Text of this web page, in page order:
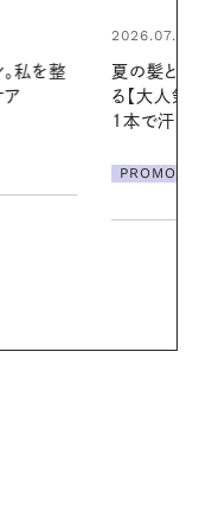
ッシュす
ー】 この
2026.06.01
お出かけ前
の一日。汗ば
に過ごす私